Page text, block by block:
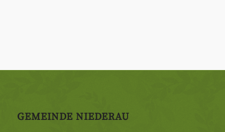
GEMEINDE NIEDERAU